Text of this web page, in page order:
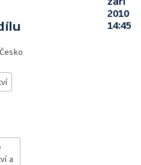
Česko
a
2010
14:45